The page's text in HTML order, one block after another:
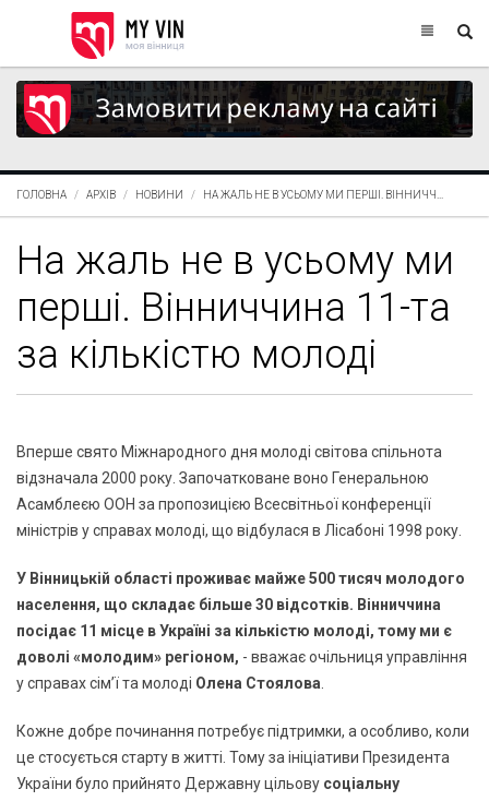
ГОЛОВНА АРХІВ НОВИНИ НА ЖАЛЬ НЕ В УСЬОМУ МИ ПЕРШІ. ВІННИЧЧ...
На жаль не в усьому ми
перші. Вінниччина 11-та
за кількістю молоді
Вперше свято Міжнародного дня молоді світова спільнота
відзначала 2000 року. Започатковане воно Генеральною
Асамблеєю ООН за пропозицією Всесвітньої конференції
міністрів у справах молоді, що відбулася в Лісабоні 1998 року.
У Вінницькій області проживає майже 500 тисяч молодого
населення, що складає більше 30 відсотків. Вінниччина
посідає 11 місце в Україні за кількістю молоді, тому ми є
доволі «молодим» регіоном, - вважає очільниця управління
у справах сім’ї та молоді Олена Стоялова
Кожне добре починання потребує підтримки, а особливо, коли
це стосується старту в житті. Тому за ініціативи Президента
України було прийнято Державну цільову соціальну